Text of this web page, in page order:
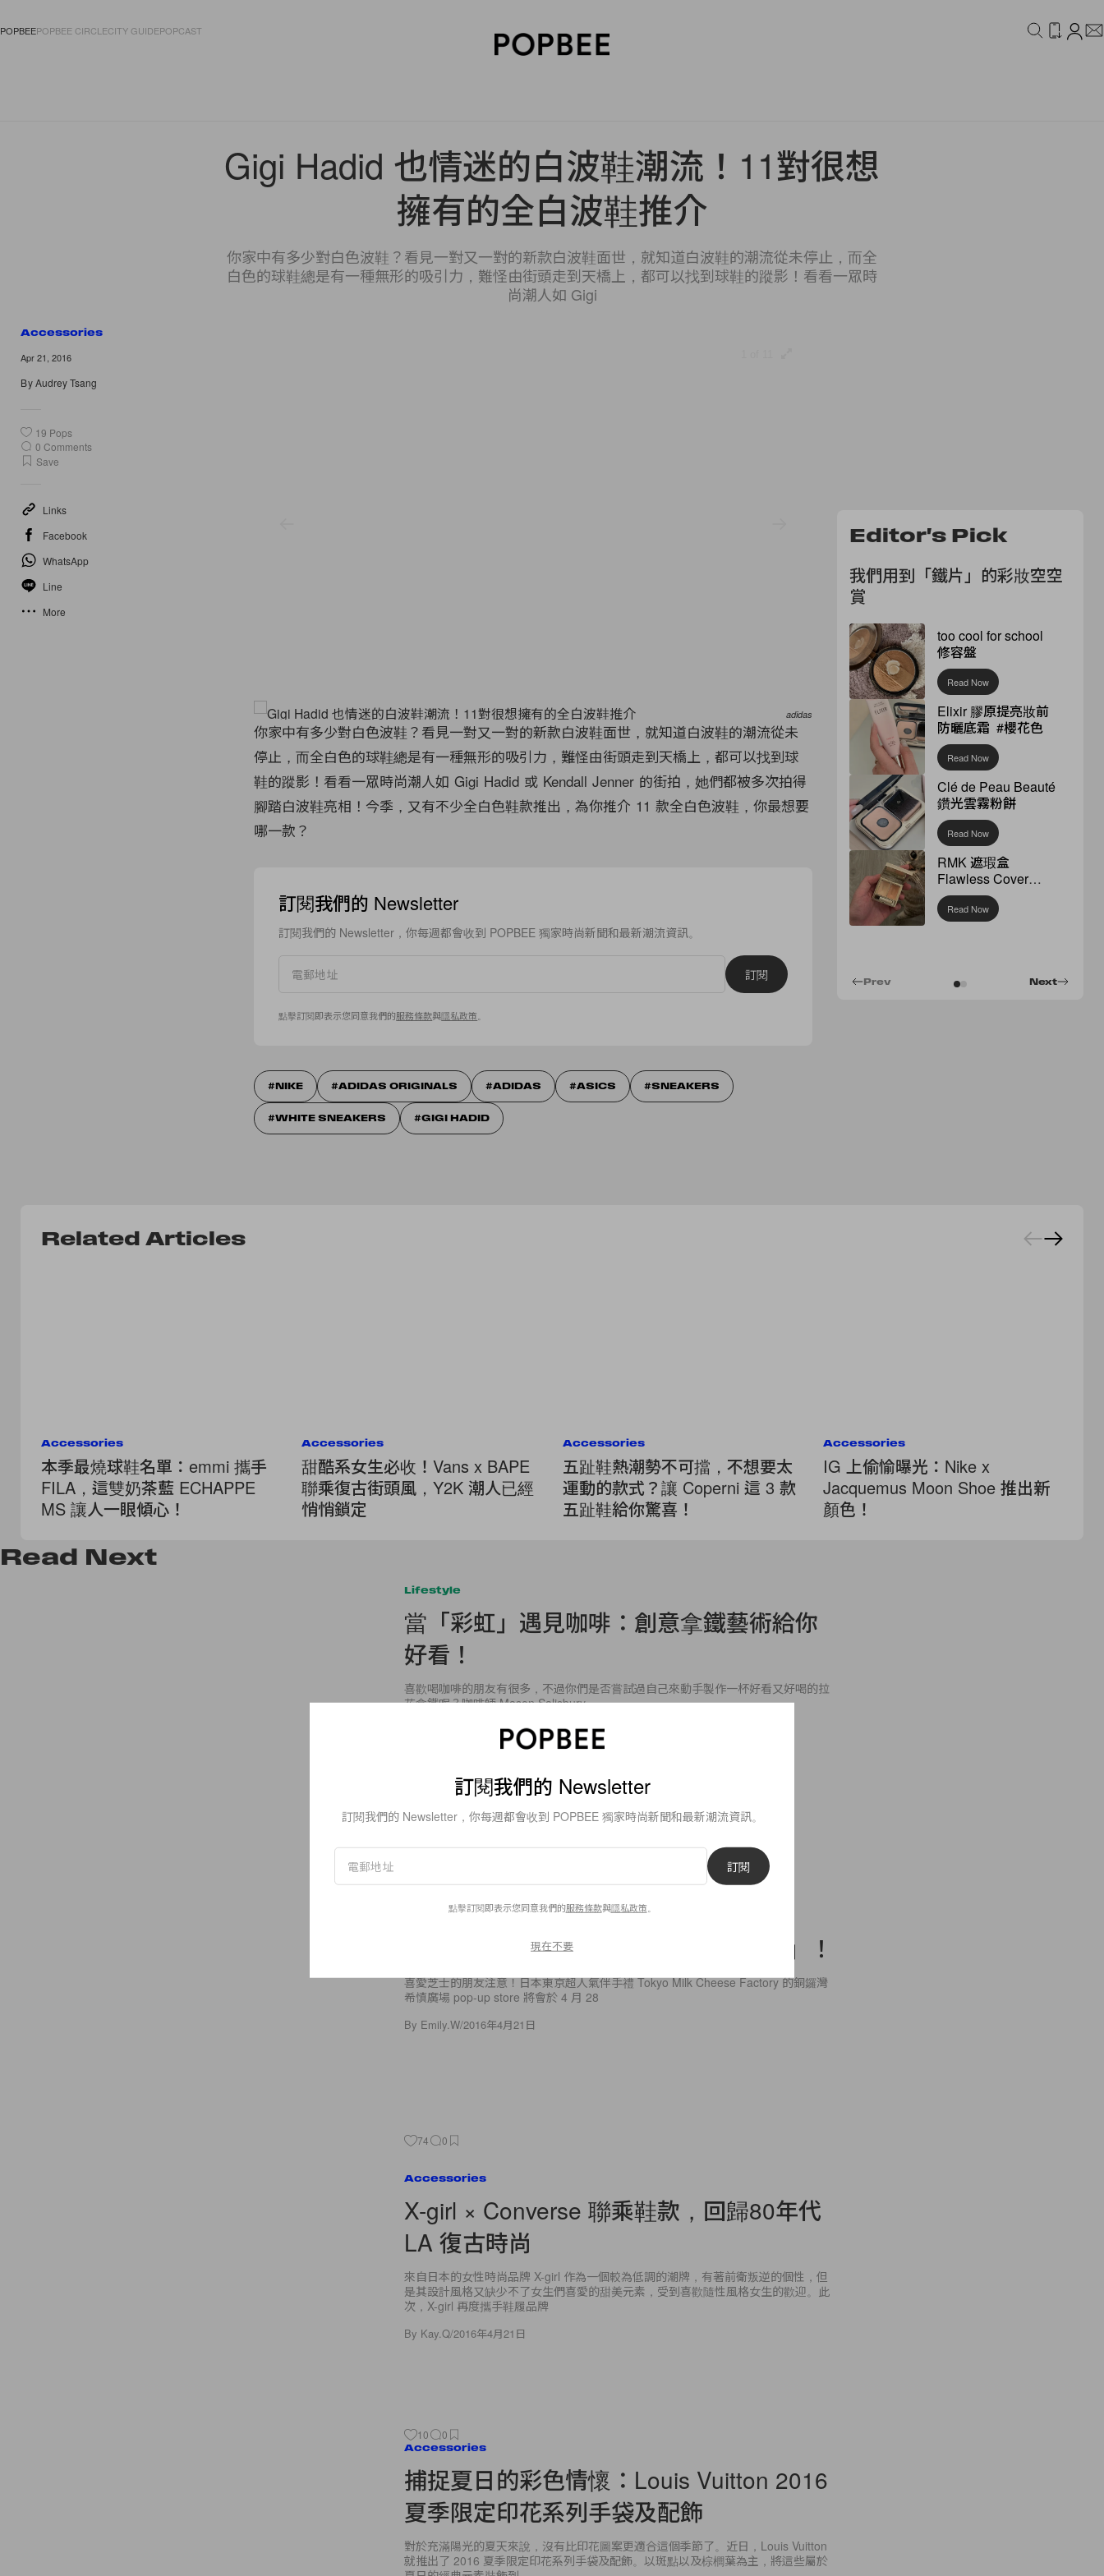
POPBEEPOPBEE CIRCLECITY GUIDEPOPCAST
Gigi Hadid 也情迷的白波鞋潮流！11對很想
擁有的全白波鞋推介
你家中有多少對白色波鞋？看見一對又一對的新款白波鞋面世，就知道白波鞋的潮流從未停止，而全
白色的球鞋總是有一種無形的吸引力，難怪由街頭走到天橋上，都可以找到球鞋的蹤影！看看一眾時
尚潮人如 Gigi
Accessories
Apr 21, 2016
ByAudrey Tsang
19 Pops
0 Comments
Save
Links
Facebook
WhatsApp
Line
More
adidas
Puma
你家中有多少對白色波鞋？看見一對又一對的新款白波鞋面世，就知道白波鞋的潮流從未
停止，而全白色的球鞋總是有一種無形的吸引力，難怪由街頭走到天橋上，都可以找到球
鞋的蹤影！看看一眾時尚潮人如 Gigi Hadid 或 Kendall Jenner 的街拍，她們都被多次拍得
腳踏白波鞋亮相！今季，又有不少全白色鞋款推出，為你推介 11 款全白色波鞋，你最想要
哪一款？
訂閱我們的 Newsletter
訂閱我們的 Newsletter，你每週都會收到 POPBEE 獨家時尚新聞和最新潮流資訊。
訂閱
點擊訂閱即表示您同意我們的服務條款與隱私政策
NIKE ADIDAS ORIGINALS ADIDAS ASICS SNEAKERS
WHITE SNEAKERS GIGI HADID
Editor's Pick
我們用到「鐵片」的彩妝空空
賞
too cool for school
修容盤
Read Now
Elixir 膠原提亮妝前
防曬底霜 #櫻花色
Read Now
Clé de Peau Beauté
鑽光雲霧粉餅
Read Now
RMK 遮瑕盒
Flawless Cover
Concealer
Read Now
Next
Prev
Related Articles
Accessories
本季最燒球鞋名單：emmi 攜手
FILA，這雙奶茶藍 ECHAPPE
MS 讓人一眼傾心！
Accessories
甜酷系女生必收！Vans x BAPE
聯乘復古街頭風，Y2K 潮人已經
悄悄鎖定
Accessories
五趾鞋熱潮勢不可擋，不想要太
運動的款式？讓 Coperni 這 3 款
五趾鞋給你驚喜！
Accessories
IG 上偷愉曝光：Nike x
Jacquemus Moon Shoe 推出新
顏色！
Read Next
Lifestyle
當「彩虹」遇見咖啡：創意拿鐵藝術給你
好看！
喜歡喝咖啡的朋友有很多，不過你們是否嘗試過自己來動手製作一杯好看又好喝的拉
花拿鐵呢？咖啡師 Mason Salisbury
2016年4月21日
18 0
Lifestyle
「芝」迷注意！Tokyo Milk Cheese
Factory 推出期間限定「蕃茄芝士曲奇」！
喜愛芝士的朋友注意！日本東京超人氣伴手禮 Tokyo Milk Cheese Factory 的銅鑼灣
希慎廣場 pop-up store 將會於 4 月 28
By Emily.W/2016年4月21日
74 0
Accessories
X-girl × Converse 聯乘鞋款，回歸80年代
LA 復古時尚
來自日本的女性時尚品牌 X-girl 作為一個較為低調的潮牌，有著前衛叛逆的個性，但
是其設計風格又缺少不了女生們喜愛的甜美元素，受到喜歡隨性風格女生的歡迎。此
次，X-girl 再度攜手鞋履品牌
By Kay.Q/2016年4月21日
10 0
Accessories
捕捉夏日的彩色情懷：Louis Vuitton 2016
夏季限定印花系列手袋及配飾
對於充滿陽光的夏天來說，沒有比印花圖案更適合這個季節了。近日，Louis Vuitton
就推出了 2016 夏季限定印花系列手袋及配飾。以斑點以及棕櫚葉為主，將這些屬於
訂閱我們的 Newsletter
訂閱我們的 Newsletter，你每週都會收到 POPBEE 獨家時尚新聞和最新潮流資訊。
訂閱
點擊訂閱即表示您同意我們的服務條款與隱私政策
現在不要